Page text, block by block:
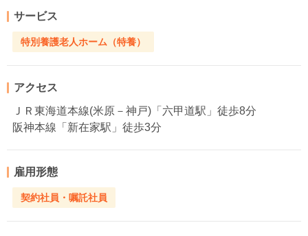
サービス
特別養護老人ホーム（特養）
アクセス
ＪＲ東海道本線(米原－神戸)「六甲道駅」徒歩8分
阪神本線「新在家駅」徒歩3分
雇用形態
契約社員・嘱託社員